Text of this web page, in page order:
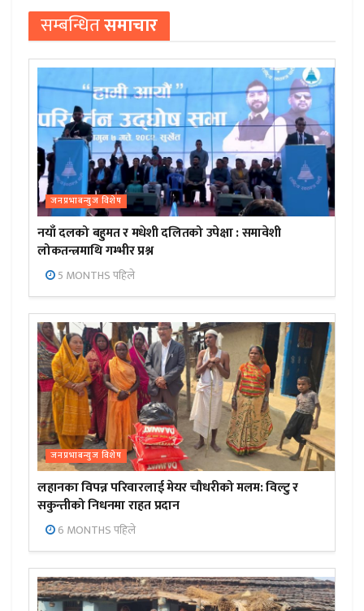
सम्बन्धितसमाचार
जनप्रभाबन्युज विशेष
नयाँ दलको बहुमत र मधेशी दलितको उपेक्षा : समावेशी
लोकतन्त्रमाथि गम्भीर प्रश्न
5 MONTHS पहिले
जनप्रभाबन्युज विशेष
लहानका विपन्न परिवारलाई मेयर चौधरीको मलम: विल्टु र
सकुन्तीको निधनमा राहत प्रदान
6 MONTHS पहिले